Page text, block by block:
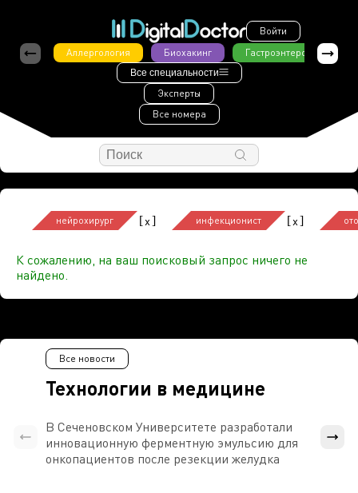
Войти
Аллергология
Биохакинг Гастроэнтерология
Все специальности
Эксперты
Все номера
нейрохирург [x] инфекционист [x]
К сожалению, на ваш поисковый запрос ничего не
найдено.
Технологии в медицине
Все новости
В Сеченовском Университете разработали
инновационную ферментную эмульсию для
онкопациентов после резекции желудка